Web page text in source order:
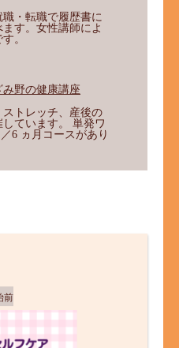
・転職で履歴書に
す。女性講師によ
。
野の健康講座
トレッチ、産後の
ています。 単発ワ
6 ヵ月コースがあり
前